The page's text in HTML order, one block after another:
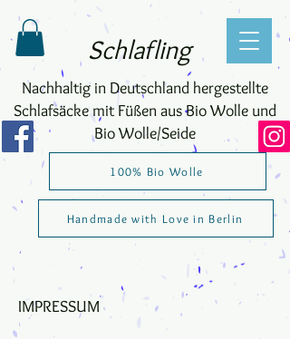
Schlafling
100% Bio Wolle
Handmade with Love in Berlin
Nachhaltig in Deutschland hergestellte
Schlafsäcke mit Füßen aus Bio Wolle und
Bio Wolle/Seide
IMPRESSUM